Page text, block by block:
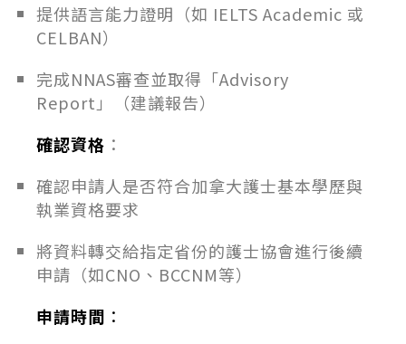
提供語言能力證明（如 IELTS Academic 或
CELBAN）
完成NNAS審查並取得「Advisory
Report」（建議報告）
確認資格 ：
確認申請人是否符合加拿大護士基本學歷與
執業資格要求
將資料轉交給指定省份的護士協會進行後續
申請（如CNO、BCCNM等）
申請時間 ：